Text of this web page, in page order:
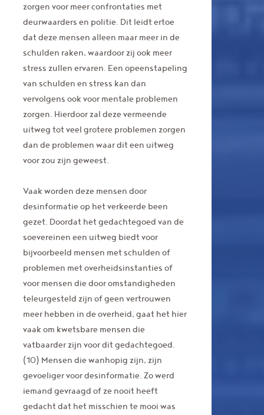
zorgen voor meer confrontaties met
deurwaarders en politie. Dit leidt ertoe
dat deze mensen alleen maar meer in de
schulden raken, waardoor zij ook meer
stress zullen ervaren. Een opeenstapeling
van schulden en stress kan dan
vervolgens ook voor mentale problemen
zorgen. Hierdoor zal deze vermeende
uitweg tot veel grotere problemen zorgen
dan de problemen waar dit een uitweg
voor zou zijn geweest.
Vaak worden deze mensen door
desinformatie op het verkeerde been
gezet. Doordat het gedachtegoed van de
soevereinen een uitweg biedt voor
bijvoorbeeld mensen met schulden of
problemen met overheidsinstanties of
voor mensen die door omstandigheden
teleurgesteld zijn of geen vertrouwen
meer hebben in de overheid, gaat het hier
vaak om kwetsbare mensen die
vatbaarder zijn voor dit gedachtegoed.
(10) Mensen die wanhopig zijn, zijn
gevoeliger voor desinformatie. Zo werd
iemand gevraagd of ze nooit heeft
gedacht dat het misschien te mooi was